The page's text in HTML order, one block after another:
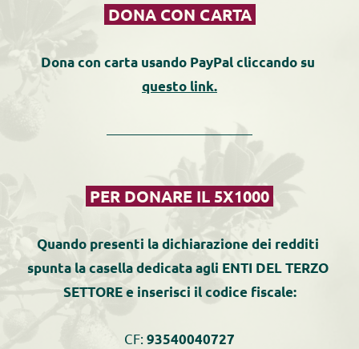
DONA CON CARTA
questo link.
PER DONARE IL 5X1000
Quando presenti la dichiarazione dei redditi
spunta la casella dedicata agli ENTI DEL TERZO
SETTORE e inserisci il codice fiscale:
CF: 93540040727